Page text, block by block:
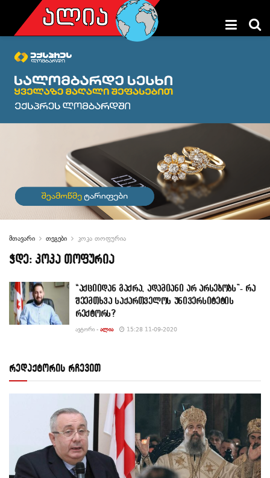
მთავარი თეგები კოკა თოფურია
ჭდე: კოკა თოფურია
“აქციიდან გაქრა, ადამიანი არ არსებობს”- რა
შეემთხვა საქართველოს უნივერსიტეტის
რექტორს?
ᲐᲕᲢᲝᲠᲘ - ᲐᲚᲘᲐ 15:28 11-09-2020
რედაქტორის რჩევით